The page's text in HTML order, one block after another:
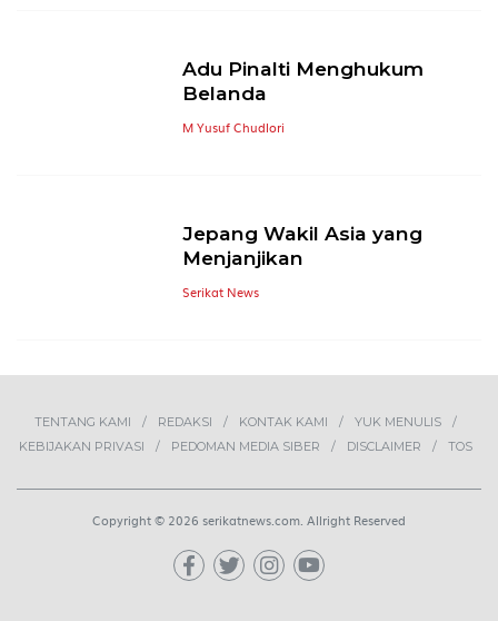
Adu Pinalti Menghukum
Belanda
M Yusuf Chudlori
Jepang Wakil Asia yang
Menjanjikan
Serikat News
TENTANG KAMI REDAKSI KONTAK KAMI
YUK MENULIS
KEBIJAKAN PRIVASI
PEDOMAN MEDIA SIBER DISCLAIMER TOS
Copyright © 2026 serikatnews.com. Allright Reserved